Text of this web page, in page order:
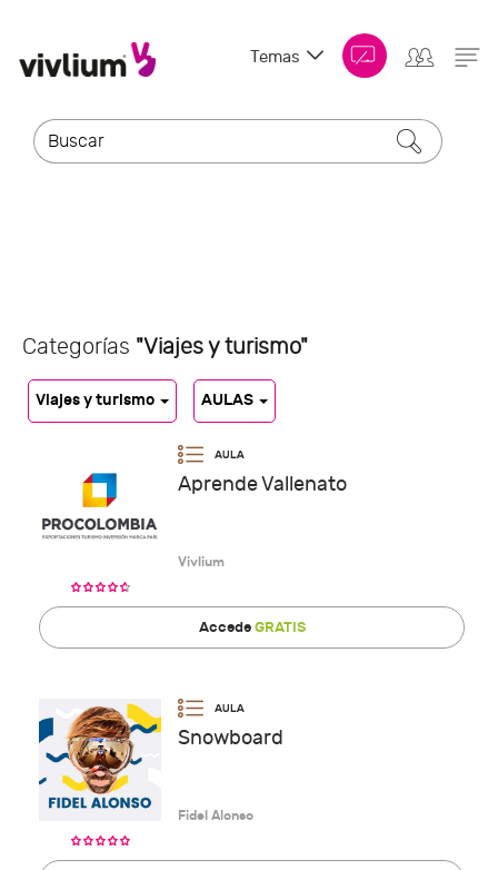
Temas
Categorías "Viajes y turismo"
Viajes y turismo AULAS
Aprende Vallenato
Vivlium
AccedeGRATIS
Snowboard
Fidel Alonso